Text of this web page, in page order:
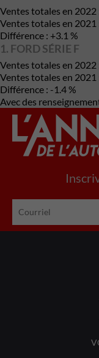
Ventes totales en 2022
Ventes totales en 2021
Différence : +3.1 %
1. FORD SÉRIE F
Ventes totales en
Ventes totales en
Différence : -1.4 %
Avec des